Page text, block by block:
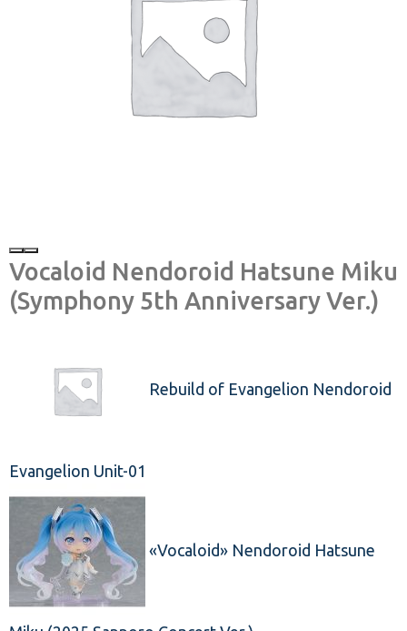
Vocaloid Nendoroid Hatsune Miku
(Symphony 5th Anniversary Ver.)
Rebuild of Evangelion Nendoroid
Evangelion Unit-01
«Vocaloid» Nendoroid Hatsune